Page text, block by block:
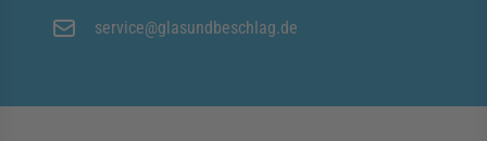
service@glasundbeschlag.de